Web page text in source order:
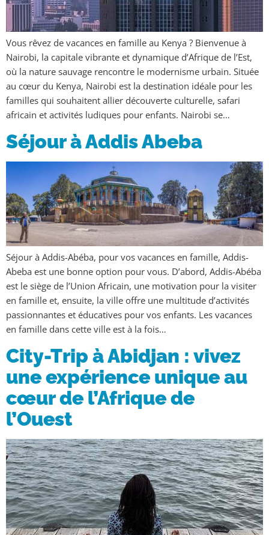
Vous rêvez de vacances en famille au Kenya ? Bienvenue à
Nairobi, la capitale vibrante et dynamique d’Afrique de l’Est,
où la nature sauvage rencontre le modernisme urbain. Située
au cœur du Kenya, Nairobi est la destination idéale pour les
familles qui souhaitent allier découverte culturelle, safari
africain et activités ludiques pour enfants. Nairobi se…
Séjour à Addis Abeba
Séjour à Addis-Abéba, pour vos vacances en famille, Addis-
Abeba est une bonne option pour vous. D’abord, Addis-Abéba
est le siège de l’Union Africain, une motivation pour la visiter
en famille et, ensuite, la ville offre une multitude d’activités
passionnantes et éducatives pour vos enfants. Les vacances
en famille dans cette ville est à la fois…
City-Trip à Abidjan : vivez
une expérience unique au
cœur de l’Afrique de
l’Ouest